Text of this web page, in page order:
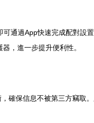
通過App快速完成配對設
，進一步提升便利性。
確保信息不被第三方竊取